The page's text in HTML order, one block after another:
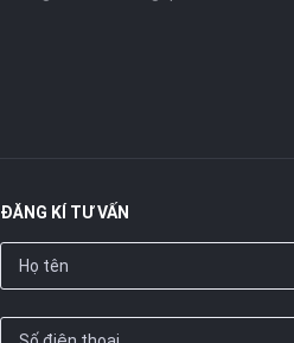
ĐĂNG KÍ TƯ VẤN